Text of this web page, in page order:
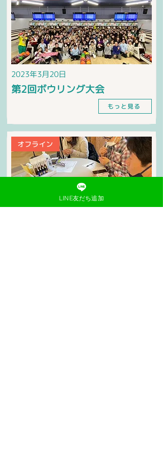
2023年3月20日
第2回ボウリング大会
もっと見る
オフライン
LINE友だち追加